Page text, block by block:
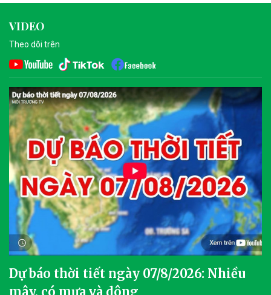
VIDEO
Theo dõi trên
Dự báo thời tiết ngày 07/8/2026: Nhiều
mây, có mưa và dông